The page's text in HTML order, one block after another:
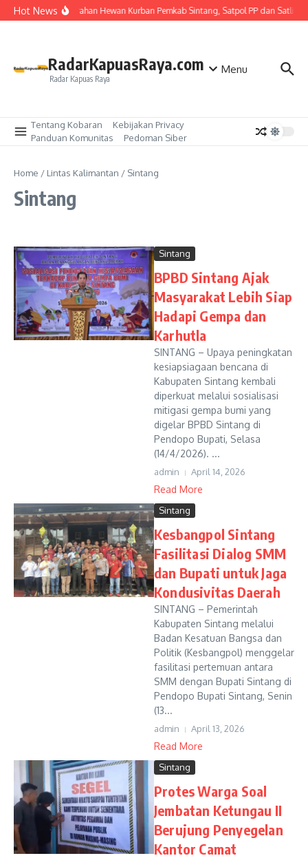
Lewati ke konten
Hot News
Kawal Penyerahan Hewan Kurban Pemkab Sintang, Satpol PP dan
RadarKapuasRaya.com
Radar Kapuas Raya
Menu
Tentang Kobaran
Kebijakan Privacy
Panduan Komunitas
Pedoman Siber
Home / Lintas Kalimantan / Sintang
Sintang
Sintang
BPBD Sintang Ajak
Masyarakat Lebih Siap
Hadapi Gempa dan
Karhutla
SINTANG – Upaya peningkatan
kesiapsiagaan bencana di
Kabupaten Sintang kembali
diperkuat melalui sosialisasi
mitigasi gempa bumi yang
digelar BPBD Sintang di
Pendopo Bupati, Selasa
(14/4/2026). ...
admin April 14, 2026
Read More
Sintang
Kesbangpol Sintang
Fasilitasi Dialog SMM
dan Bupati untuk Jaga
Kondusivitas Daerah
SINTANG – Pemerintah
Kabupaten Sintang melalui
Badan Kesatuan Bangsa dan
Politik (Kesbangpol) menggelar
fasilitasi pertemuan antara
SMM dengan Bupati Sintang di
Pendopo Bupati Sintang, Senin
(13...
admin April 13, 2026
Read More
Sintang
Protes Warga Soal
Jembatan Ketungau II
Berujung Penyegelan
Kantor Camat